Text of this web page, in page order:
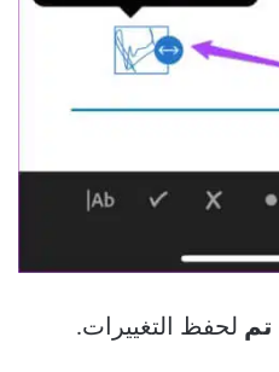
تم لحفظ التغييرات.